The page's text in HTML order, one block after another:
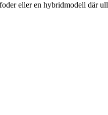
eller en hybridmodell där